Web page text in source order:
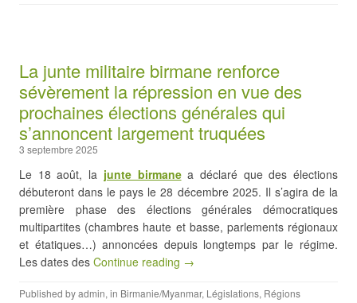
La junte militaire birmane renforce
sévèrement la répression en vue des
prochaines élections générales qui
s’annoncent largement truquées
3 septembre 2025
Le 18 août, la junte birmanea déclaré que des élections
débuteront dans le pays le 28 décembre 2025. Il s’agira de la
première phase des élections générales démocratiques
multipartites (chambres haute et basse, parlements régionaux
et étatiques…) annoncées depuis longtemps par le régime.
Les dates des Continue reading →
Published byadmin, in Birmanie/Myanmar, Législations, Régions